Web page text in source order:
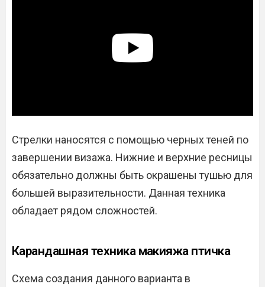
Стрелки наносятся с помощью черных теней по
завершении визажа. Нижние и верхние ресницы
обязательно должны быть окрашены тушью для
большей выразительности. Данная техника
обладает рядом сложностей.
Карандашная техника макияжа птичка
Схема создания данного варианта в